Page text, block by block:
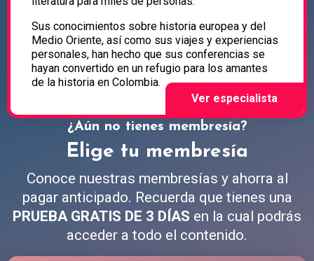
Sus conocimientos sobre historia europea y del
Medio Oriente, así como sus viajes y experiencias
personales, han hecho que sus conferencias se
hayan convertido en un refugio para los amantes
de la historia en Colombia.
¿Aún no tienes membresía?
Elige tu membresía
Conoce nuestras membresías y ahorra al
pagar anticipado. Recuerda que tienes una
PRUEBA GRATIS DE 3 DÍAS en la cual podrás
acceder a todo el contenido.